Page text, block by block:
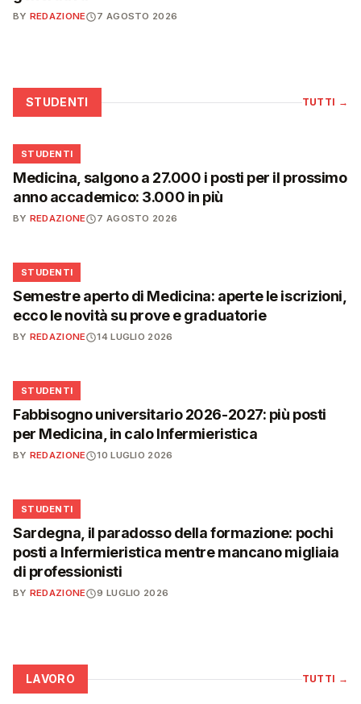
BY REDAZIONE 7 AGOSTO 2026
STUDENTI TUTTI →
🎓
STUDENTI
Medicina, salgono a 27.000 i posti per il prossimo
anno accademico: 3.000 in più
BY REDAZIONE 7 AGOSTO 2026
🎓
STUDENTI
Semestre aperto di Medicina: aperte le iscrizioni,
ecco le novità su prove e graduatorie
BY REDAZIONE 14 LUGLIO 2026
🎓
STUDENTI
Fabbisogno universitario 2026-2027: più posti
per Medicina, in calo Infermieristica
BY REDAZIONE 10 LUGLIO 2026
🎓
STUDENTI
Sardegna, il paradosso della formazione: pochi
posti a Infermieristica mentre mancano migliaia
di professionisti
BY REDAZIONE 9 LUGLIO 2026
LAVORO TUTTI →